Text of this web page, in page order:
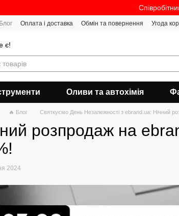
Оплата і доставка Обмін та повернення Угода
є!
Оливи та автохімія
🔥 Блог Святкуємо День Незалежності з ebrand.ua: Нічний
розпродаж на
2024